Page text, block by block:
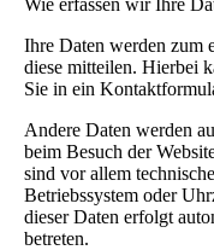
Wie erfassen wir Ihre
Ihre Daten werden zum
diese mitteilen. Hierbei
Sie in ein
Andere Daten werden
beim Besuch der
sind vor allem
Betriebssystem oder
dieser Daten erfolgt
betreten.